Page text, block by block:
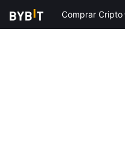
Comprar Cripto